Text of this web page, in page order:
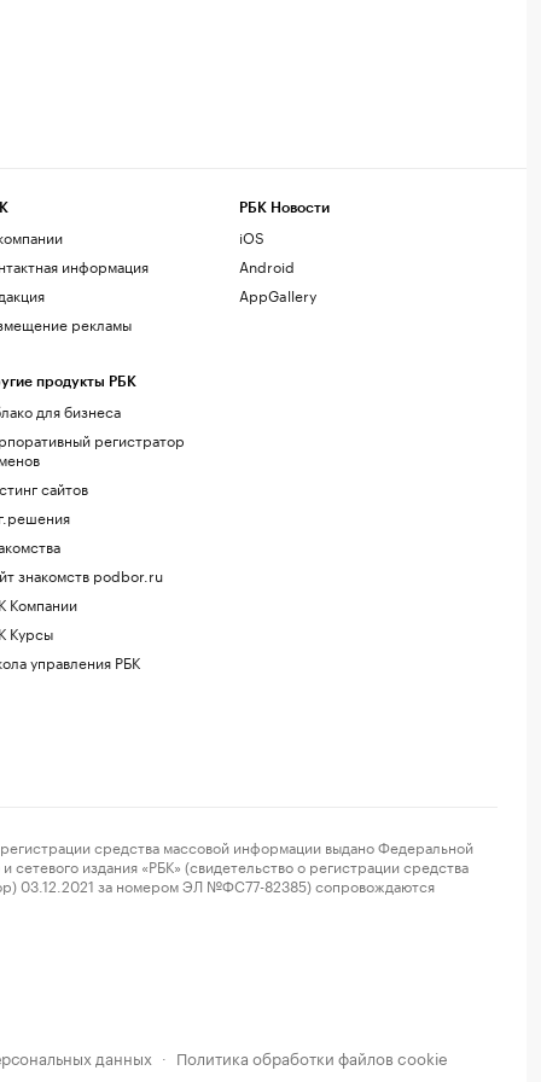
информация
рекламы
продукты РБК
для бизнеса
регистратор
сайтов
знакомств podbor.ru
Компании
Курсы
управления РБК
РБК Новости
iOS
Android
AppGallery
средства массовой информации выдано Федеральной
издания «РБК» (свидетельство о регистрации средства
03.12.2021 за номером ЭЛ №ФС77-82385) сопровождаются
данных · Политика обработки файлов cookie